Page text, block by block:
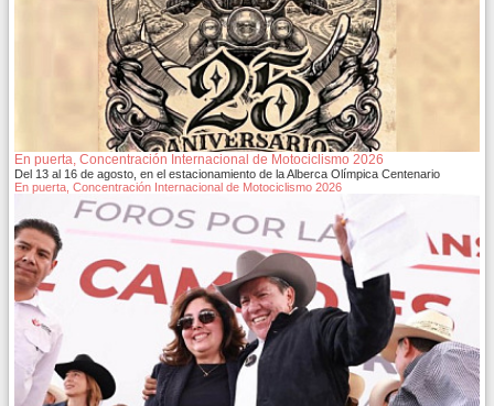
En puerta, Concentración Internacional de Motociclismo 2026
Del 13 al 16 de agosto, en el estacionamiento de la Alberca Olímpica Centenario
En puerta, Concentración Internacional de Motociclismo 2026